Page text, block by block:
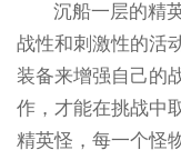
沉船一层的精
战性和刺激性的活
装备来增强自己的
作，才能在挑战中
精英怪，每一个怪